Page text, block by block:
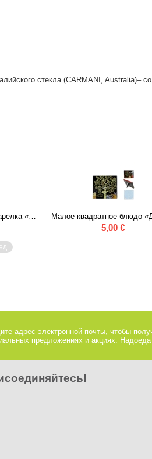
стекла (СARMANI, Australia)–
Глубокая треугольная тарелка «Звёздная ночь»
5,00 €
адрес электронной почты, чтобы
предложениях и акциях.